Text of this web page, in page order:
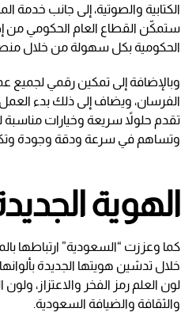
الكتابية والصوتية، إلى جانب خدمة
ستمكّن القطاع العام الحكومي من
الحكومية بكل سهولة من خلال
وبالإضافة إلى تمكين رقمي لجميع
الفرسان، ويضاف إلى ذلك بدء
تقدم حلولاً سريعة وخيارات
وتساهم في سرعة ودقة وجودة
الهوية
كما وعززت “السعودية” ارتباطها
خلال تدشين هويتها الجديدة
لون العلم رمز الفخر والاعتزاز، ولون
والثقافة والضيافة السعودية.